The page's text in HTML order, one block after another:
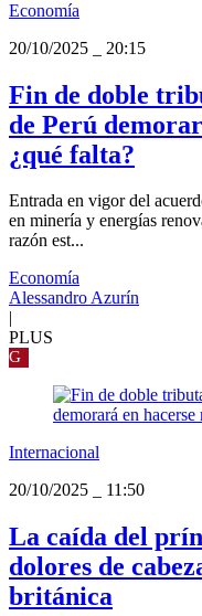
Economía
20/10/2025
20:15
Fin de doble
de Perú
¿qué falta?
Entrada en vigor del
en minería y energías
razón est...
Economía
Alessandro Azurín
|
PLUS
G
Internacional
20/10/2025
11:50
La caída del
dolores de
británica